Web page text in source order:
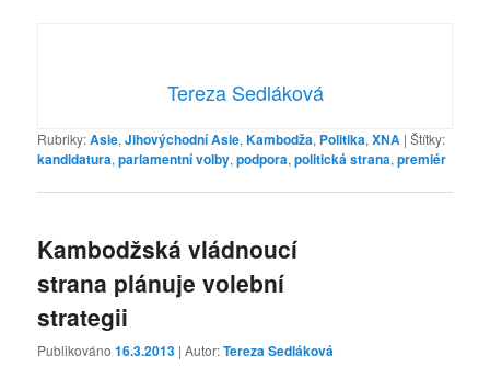
Tereza Sedláková
Rubriky:Asie,Jihovýchodní Asie,Kambodža, Politika,XNA |Štítky:
kandidatura,parlamentní volby,podpora,politická strana,premiér
Kambodžská vládnoucí
strana plánuje volební
strategii
Publikováno16.3.2013 | Autor:Tereza Sedláková